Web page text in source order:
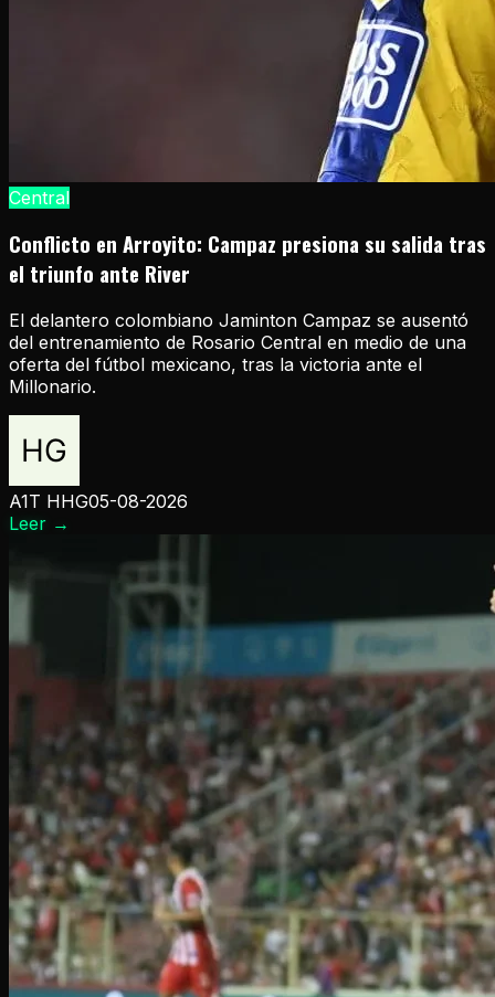
Central
Conflicto en Arroyito: Campaz presiona su salida tras
el triunfo ante River
El delantero colombiano Jaminton Campaz se ausentó
del entrenamiento de Rosario Central en medio de una
oferta del fútbol mexicano, tras la victoria ante el
Millonario.
A1T HHG05-08-2026
Leer →